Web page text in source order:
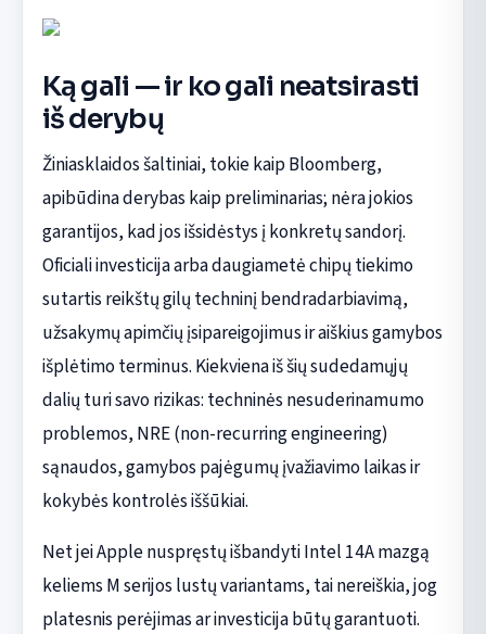
Ką gali — ir ko gali neatsirasti
iš derybų
Žiniasklaidos šaltiniai, tokie kaip Bloomberg,
apibūdina derybas kaip preliminarias; nėra jokios
garantijos, kad jos išsidėstys į konkretų sandorį.
Oficiali investicija arba daugiametė chipų tiekimo
sutartis reikštų gilų techninį bendradarbiavimą,
užsakymų apimčių įsipareigojimus ir aiškius gamybos
išplėtimo terminus. Kiekviena iš šių sudedamųjų
dalių turi savo rizikas: techninės nesuderinamumo
problemos, NRE (non-recurring engineering)
sąnaudos, gamybos pajėgumų įvažiavimo laikas ir
kokybės kontrolės iššūkiai.
Net jei Apple nuspręstų išbandyti Intel 14A mazgą
keliems M serijos lustų variantams, tai nereiškia, jog
platesnis perėjimas ar investicija būtų garantuoti.